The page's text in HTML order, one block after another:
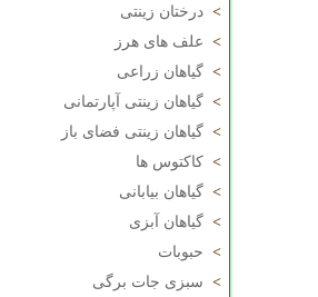
> درختان زینتی
> علف های هرز
> گیاهان زراعی
> گیاهان زینتی آپارتمانی
> گیاهان زینتی فضای باز
> کاکتوس ها
> گیاهان بیابانی
> گیاهان آبزی
> حبوبات
> سبزی جات برگی